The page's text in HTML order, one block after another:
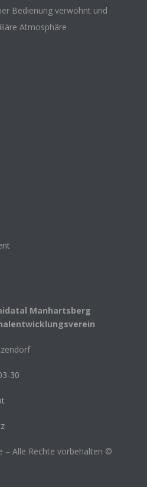
Bedienung verwöhnt und
Atmosphäre
Manhartsberg
30
– Alle Rechte vorbehalten ©